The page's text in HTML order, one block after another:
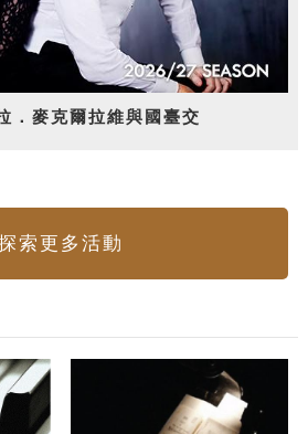
．麥克爾拉維與國臺交
索更多活動